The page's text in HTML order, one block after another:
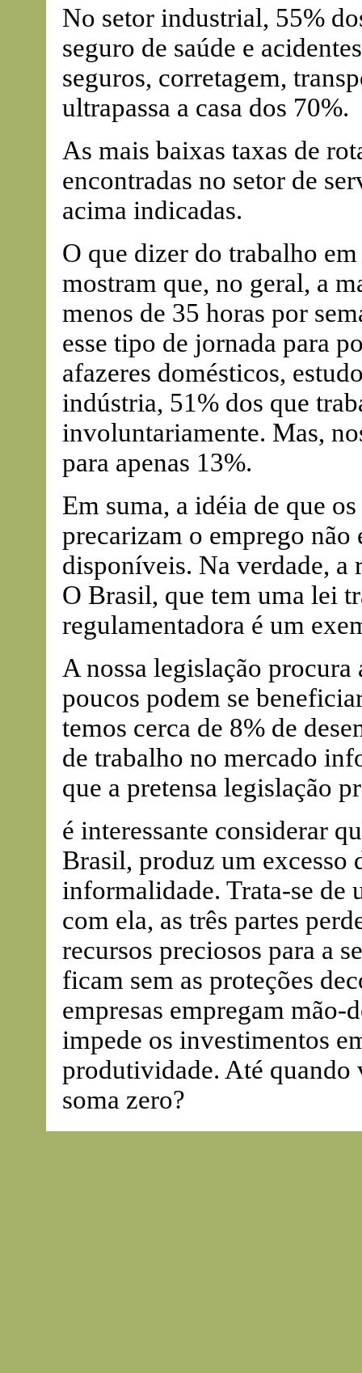
No setor industrial, 55%
seguro de saúde e
seguros, corretagem,
ultrapassa a casa dos 70%.
As mais baixas taxas de
encontradas no setor de
acima indicadas.
O que dizer do trabalho
mostram que, no geral, a
menos de 35 horas por
esse tipo de jornada para
afazeres domésticos,
indústria, 51% dos que
involuntariamente. Mas,
para apenas 13%.
Em suma, a idéia de que
precarizam o emprego não
disponíveis. Na verdade, a
O Brasil, que tem uma lei
regulamentadora é um
A nossa legislação
poucos podem se
temos cerca de 8% de
de trabalho no mercado
que a pretensa legislação
é interessante considerar
Brasil, produz um
informalidade. Trata-se de
com ela, as três partes
recursos preciosos para a
ficam sem as proteções
empresas empregam
impede os investimentos
produtividade. Até quando
soma zero?